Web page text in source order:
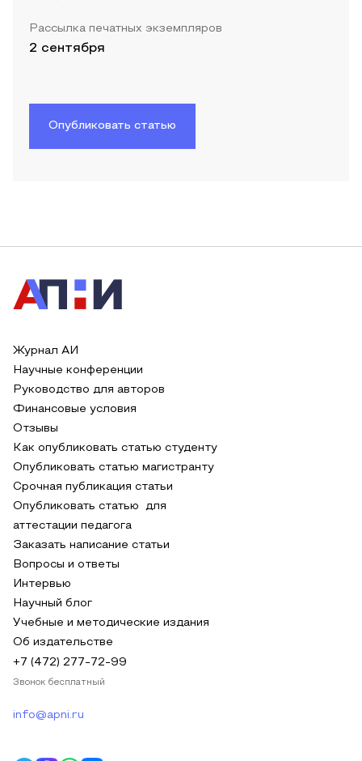
Рассылка печатных экземпляров
2 сентября
Опубликовать статью
Журнал АИ
Научные конференции
Руководство для авторов
Финансовые условия
Отзывы
Как опубликовать статью студенту
Опубликовать статью магистранту
Срочная публикация статьи
Опубликовать статью для
аттестации педагога
Заказать написание статьи
Вопросы и ответы
Интервью
Научный блог
Учебные и методические издания
Об издательстве
+7 (472) 277-72-99
Звонок бесплатный
info@apni.ru